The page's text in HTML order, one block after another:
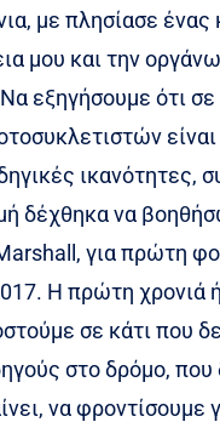
με πλησίασε ένας
μου και την
εξηγήσουμε ότι
ικανότητες,
δέχθηκα να
για πρώτη
Η πρώτη χρονιά
σε κάτι που
στο δρόμο, που
να φροντίσουμε